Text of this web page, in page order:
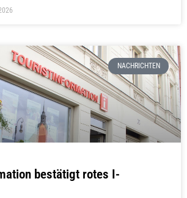
NACHRICHTEN
bestätigt rotes I-